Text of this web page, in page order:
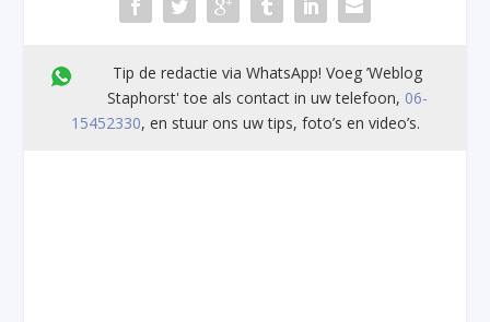
Tip de redactie via WhatsApp! Voeg ’Weblog
Staphorst' toe als contact in uw telefoon, 06-
15452330, en stuur ons uw tips, foto’s en video’s.